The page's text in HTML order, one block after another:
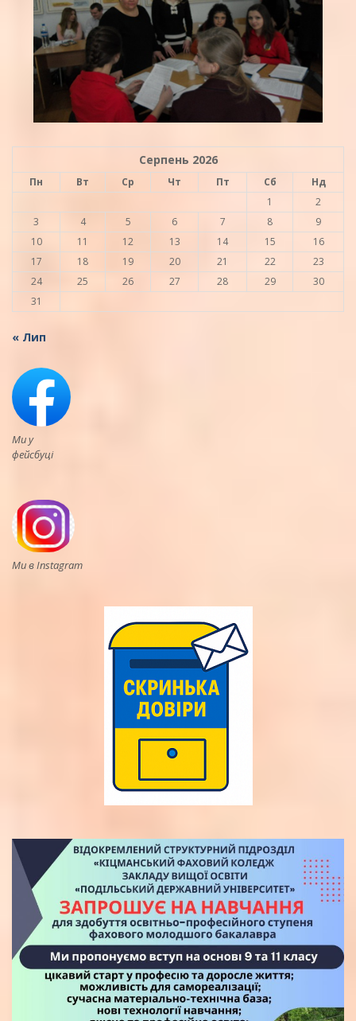
Серпень 2026
Пн Вт Ср Чт Пт Сб
Нд
1
2
3
4 5 6 7 8
9
10
11 12 13 14 15
16
17
18 19 20 21 22
23
24
25 26 27 28 29
30
31
« Лип
Ми у
фейсбуці
Ми в Instagram